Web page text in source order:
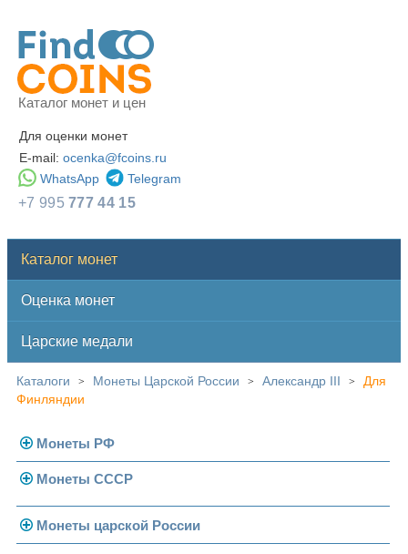
Каталог монет и цен
Для оценки монет
E-mail: ocenka@fcoins.ru
WhatsApp
Telegram
+7 995777 44 15
Каталог монет
Оценка монет
Царские медали
Каталоги > Монеты Царской России > Александр III >
Для
Финляндии
Монеты РФ
Современная Россия
Монеты 1991-1993 гг.
Монеты СССР
Погодовка СССР
Монеты царской России